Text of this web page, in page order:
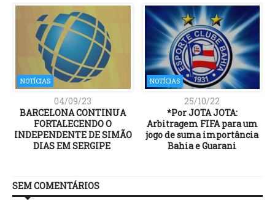
NOTÍCIAS
04/09/23
BARCELONA CONTINUA
FORTALECENDO O
INDEPENDENTE DE SIMÃO
DIAS EM SERGIPE
NOTÍCIAS
25/10/22
*Por JOTA JOTA:
Arbitragem FIFA para um
jogo de suma importância
Bahia e Guarani
SEM COMENTÁRIOS